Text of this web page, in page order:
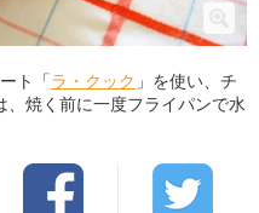
ト「ラ・クック 」を使い、チ
、焼く前に一度フライパンで水